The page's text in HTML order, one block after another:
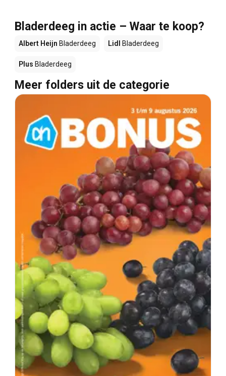
Bladerdeeg in actie – Waar te koop?
Albert Heijn Bladerdeeg Lidl Bladerdeeg
Plus Bladerdeeg
Meer folders uit de categorie